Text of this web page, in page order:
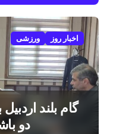
اخبار روز ورزشی
گام بلند
دو